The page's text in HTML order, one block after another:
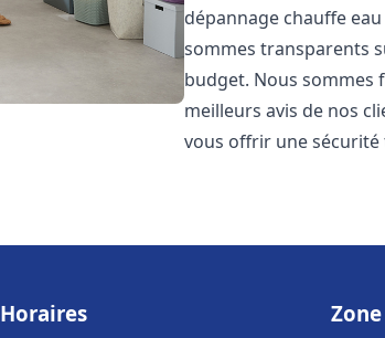
dépannage chauffe eau
sommes transparents
budget. Nous sommes
meilleurs avis de nos
vous offrir une
Horaires